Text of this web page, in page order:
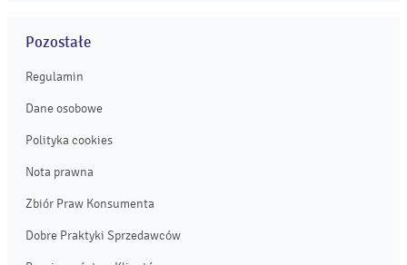
Pozostałe
Regulamin
Dane osobowe
Polityka cookies
Nota prawna
Zbiór Praw Konsumenta
Dobre Praktyki Sprzedawców